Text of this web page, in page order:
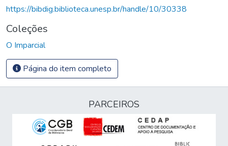
https://bibdig.biblioteca.unesp.br/handle/10/30338
Coleções
O Imparcial
Página do item completo
PARCEIROS